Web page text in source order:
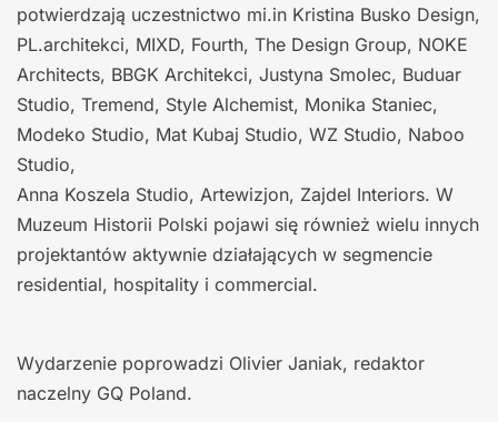
potwierdzają uczestnictwo mi.in Kristina Busko Design,
PL.architekci, MIXD, Fourth, The Design Group, NOKE
Architects, BBGK Architekci, Justyna Smolec, Buduar
Studio, Tremend, Style Alchemist, Monika Staniec,
Modeko Studio, Mat Kubaj Studio, WZ Studio, Naboo
Studio,
Anna Koszela Studio, Artewizjon, Zajdel Interiors. W
Muzeum Historii Polski pojawi się również wielu innych
projektantów aktywnie działających w segmencie
residential, hospitality i commercial.
Wydarzenie poprowadzi Olivier Janiak, redaktor
naczelny GQ Poland.